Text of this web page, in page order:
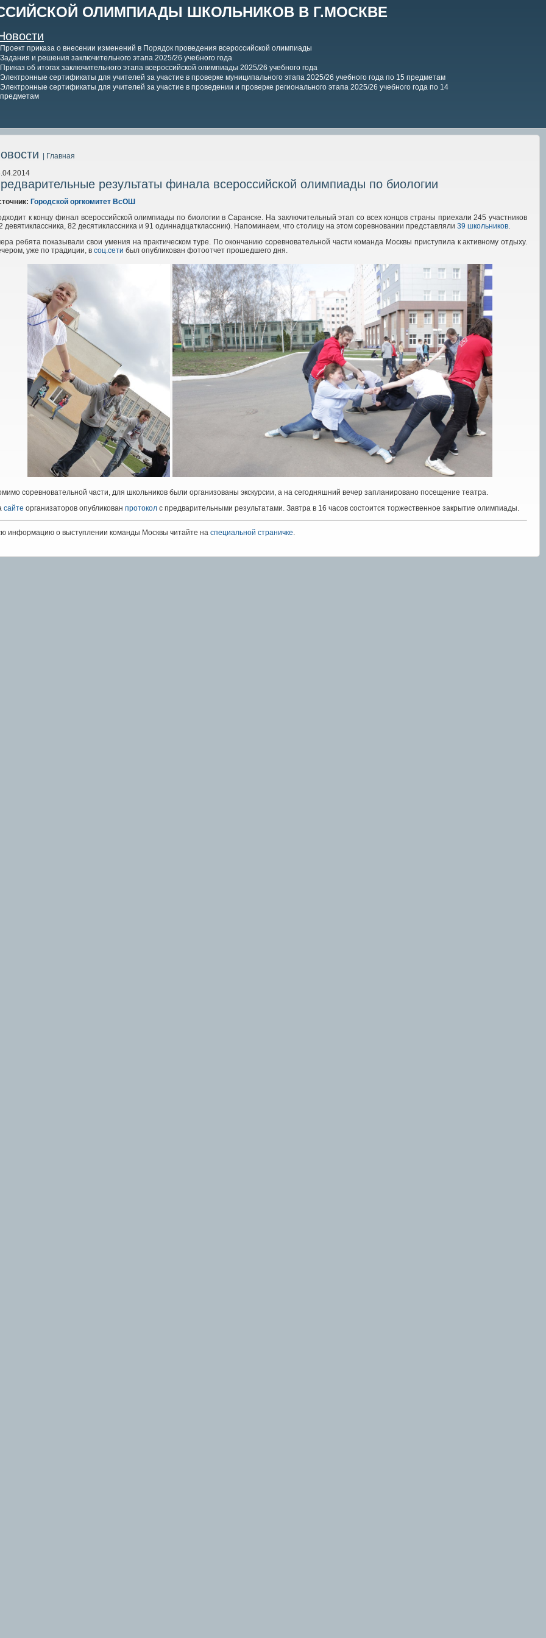
ОЛИМПИАДЫ ШКОЛЬНИКОВ В Г.МОСКВЕ
Проект приказа о внесении изменений в Порядок проведения всероссийской олимпиады
Задания и решения заключительного этапа 2025/26 учебного года
Приказ об итогах заключительного этапа всероссийской олимпиады 2025/26 учебного года
Электронные сертификаты для учителей за участие в проверке муниципального этапа 2025/26 учебного года по 15 предметам
Электронные сертификаты для учителей за участие в проведении и проверке регионального этапа 2025/26 учебного года по 14
предметам
| Главная
результаты финала всероссийской олимпиады по биологии
Городской оргкомитет ВсОШ
к концу финал всероссийской олимпиады по биологии в Саранске. На заключительный этап со всех концов страны приехали 245 участников
девятиклассника, 82 десятиклассника и 91 одиннадцатклассник). Напоминаем, что столицу на этом соревновании представляли 39 школьников.
ребята показывали свои умения на практическом туре. По окончанию соревновательной части команда Москвы приступила к активному отдыху.
уже по традиции, в соц.сети был опубликован фотоотчет прошедшего дня.
соревновательной части, для школьников были организованы экскурсии, а на сегодняшний вечер запланировано посещение театра.
сайте организаторов опубликован протокол с предварительными результатами. Завтра в 16 часов состоится торжественное закрытие олимпиады.
информацию о выступлении команды Москвы читайте на специальной страничке.